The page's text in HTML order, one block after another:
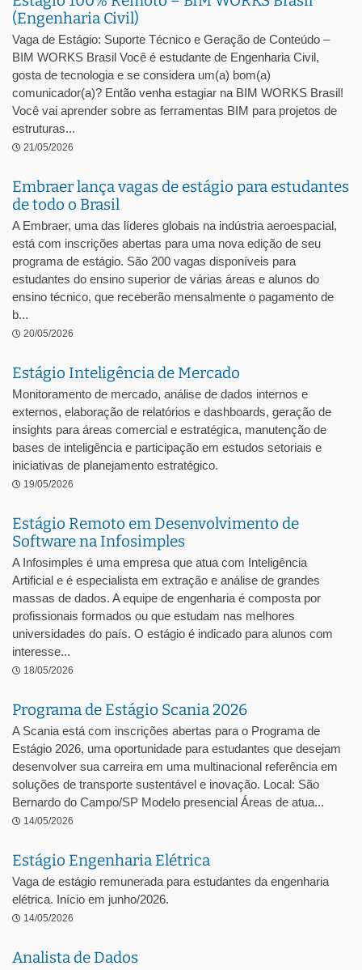
(Engenharia Civil)
Vaga de Estágio: Suporte Técnico e Geração de Conteúdo –
BIM WORKS Brasil Você é estudante de Engenharia Civil,
gosta de tecnologia e se considera um(a) bom(a)
comunicador(a)? Então venha estagiar na BIM WORKS Brasil!
Você vai aprender sobre as ferramentas BIM para projetos de
estruturas...
21/05/2026
Embraer lança vagas de estágio para estudantes
de todo o Brasil
A Embraer, uma das líderes globais na indústria aeroespacial,
está com inscrições abertas para uma nova edição de seu
programa de estágio. São 200 vagas disponíveis para
estudantes do ensino superior de várias áreas e alunos do
ensino técnico, que receberão mensalmente o pagamento de
b...
20/05/2026
Estágio Inteligência de Mercado
Monitoramento de mercado, análise de dados internos e
externos, elaboração de relatórios e dashboards, geração de
insights para áreas comercial e estratégica, manutenção de
bases de inteligência e participação em estudos setoriais e
iniciativas de planejamento estratégico.
19/05/2026
Estágio Remoto em Desenvolvimento de
Software na Infosimples
A Infosimples é uma empresa que atua com Inteligência
Artificial e é especialista em extração e análise de grandes
massas de dados. A equipe de engenharia é composta por
profissionais formados ou que estudam nas melhores
universidades do país. O estágio é indicado para alunos com
interesse...
18/05/2026
Programa de Estágio Scania 2026
A Scania está com inscrições abertas para o Programa de
Estágio 2026, uma oportunidade para estudantes que desejam
desenvolver sua carreira em uma multinacional referência em
soluções de transporte sustentável e inovação. Local: São
Bernardo do Campo/SP Modelo presencial Áreas de atua...
14/05/2026
Estágio Engenharia Elétrica
Vaga de estágio remunerada para estudantes da engenharia
elétrica. Início em junho/2026.
14/05/2026
Analista de Dados